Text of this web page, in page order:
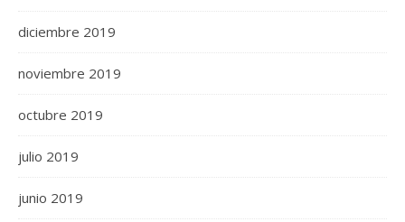
diciembre 2019
noviembre 2019
octubre 2019
julio 2019
junio 2019